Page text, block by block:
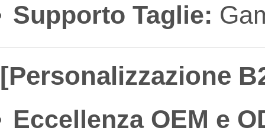
Supporto Taglie:
[Personalizzazione
Eccellenza OEM e